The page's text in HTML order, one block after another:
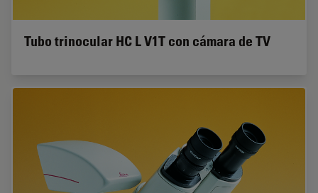
Tubo trinocular HC L V1T con cámara de TV